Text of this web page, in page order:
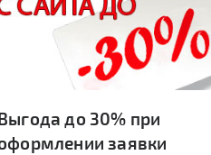
до 30% при
заявки